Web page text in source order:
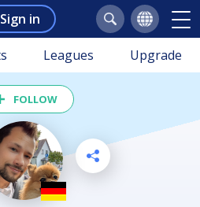
Sign in
Leagues Upgrade
FOLLOW